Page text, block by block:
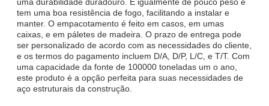
tem uma boa resistência de fogo, facilitando a instalar e
manter. O empacotamento é feito em casos, em umas
caixas, e em páletes de madeira. O prazo de entrega pode
ser personalizado de acordo com as necessidades do cliente,
e os termos do pagamento incluem D/A, D/P, L/C, e T/T. Com
uma capacidade da fonte de 100000 toneladas um o ano,
este produto é a opção perfeita para suas necessidades de
aço estruturais da construção.